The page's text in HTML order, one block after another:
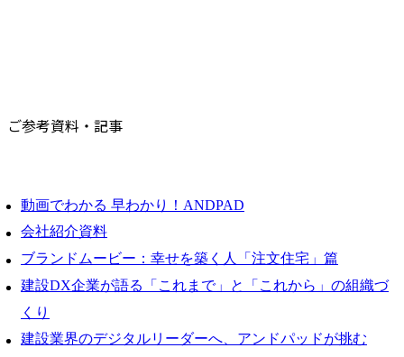
ご参考資料・記事
動画でわかる 早わかり！ANDPAD
会社紹介資料
ブランドムービー：幸せを築く人「注文住宅」篇
建設DX企業が語る「これまで」と「これから」の組織づ
くり
建設業界のデジタルリーダーへ、アンドパッドが挑む